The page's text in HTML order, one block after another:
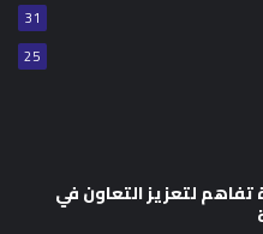
31
25
لتعزيز التعاون في